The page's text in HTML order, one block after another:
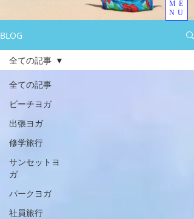
ME
NU
BLOG
全ての記事
ビーチヨガ
出張ヨガ
修学旅行
サンセットヨ
ガ
パークヨガ
社員旅行
全ての記事